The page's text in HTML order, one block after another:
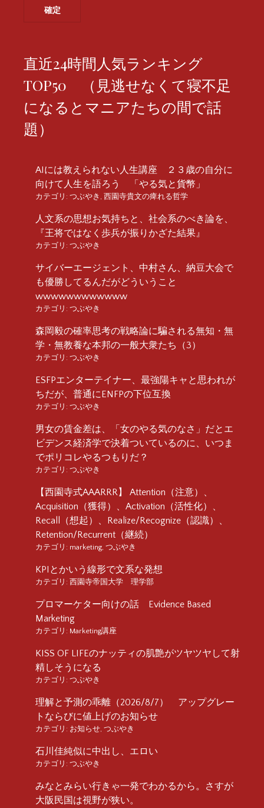
直近24時間人気ランキング
TOP50 （見逃せなくて寝不足
になるとマニアたちの間で話
題）
AIには教えられない人生講座 ２３歳の自分に
向けて人生を語ろう 「やる気と貨幣」
カテゴリ: つぶやき 西園寺貴文の痺れる哲学
人文系の思想お気持ちと、社会系のべき論を、
『王将ではなく歩兵が振りかざた結果』
カテゴリ: つぶやき
サイバーエージェント、中村さん、納豆大会で
も優勝してるんだがどういうこと
wwwwwwwwwwww
カテゴリ: つぶやき
森岡毅の確率思考の戦略論に騙される無知・無
学・無教養な本邦の一般大衆たち（3）
カテゴリ: つぶやき
ESFPエンターテイナー、最強陽キャと思われが
ちだが、普通にENFPの下位互換
カテゴリ: つぶやき
男女の賃金差は、「女のやる気のなさ」だとエ
ビデンス経済学で決着ついているのに、いつま
でポリコレやるつもりだ？
カテゴリ: つぶやき
【西園寺式AAARRR】 Attention（注意）、
Acquisition（獲得）、Activation（活性化）、
Recall（想起）、Realize/Recognize（認識）、
Retention/Recurrent（継続）
カテゴリ: marketing つぶやき
KPIとかいう線形で文系な発想
カテゴリ: 西園寺帝国大学 理学部
プロマーケター向けの話 Evidence Based
Marketing
カテゴリ: Marketing講座
KISS OF LIFEのナッティの肌艶がツヤツヤして射
精しそうになる
カテゴリ: つぶやき
理解と予測の乖離（2026/8/7） アップグレー
トならびに値上げのお知らせ
カテゴリ: お知らせ つぶやき
石川佳純似に中出し、エロい
カテゴリ: つぶやき
みなとみらい行きゃ一発でわかるから。さすが
大阪民国は視野が狭い。